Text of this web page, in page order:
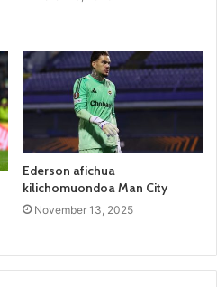
Ederson afichua
kilichomuondoa Man City
November 13, 2025